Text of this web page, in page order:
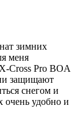
зимних
меня
Cross Pro BOA
защищают
снегом и
очень удобно и